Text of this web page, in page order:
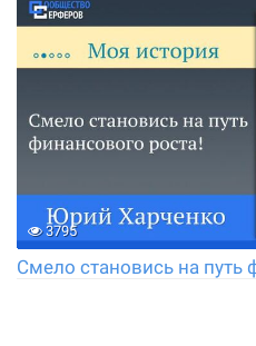
3795
Смело становись на путь